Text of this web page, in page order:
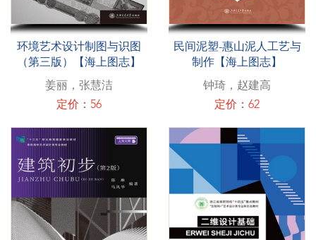
环境艺术设计制图与识图
（第三版）【海上图志】
姜丽，张慧洁
定价：56
民间泥塑-惠山泥人工艺与
制作【海上图志】
钟琦，赵建高
定价：62